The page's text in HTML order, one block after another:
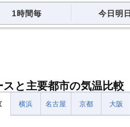
1時間毎 今日明日
と主要都市の気温比較
横浜 名古屋 京都 大阪